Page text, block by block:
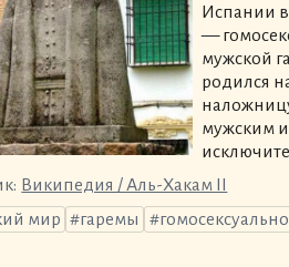
Испании
—
мужской
родился
мужским
Википедия / Аль-Хакам II
мир
гаремы